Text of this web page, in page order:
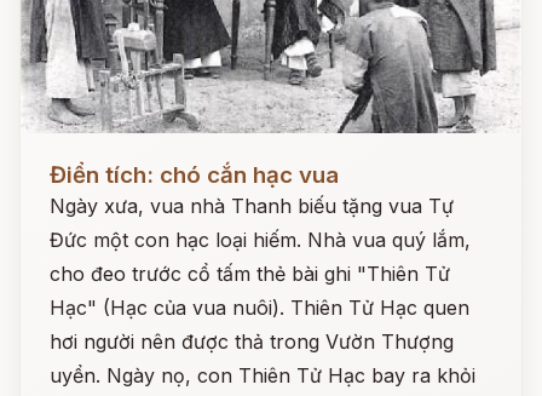
Đọc ngay
Điển tích: chó cắn hạc vua
Ngày xưa, vua nhà Thanh biếu tặng vua Tự
Đức một con hạc loại hiếm. Nhà vua quý lắm,
cho đeo trước cổ tấm thẻ bài ghi "Thiên Tử
Hạc" (Hạc của vua nuôi). Thiên Tử Hạc quen
hơi người nên được thả trong Vườn Thượng
uyển. Ngày nọ, con Thiên Tử Hạc bay ra khỏi